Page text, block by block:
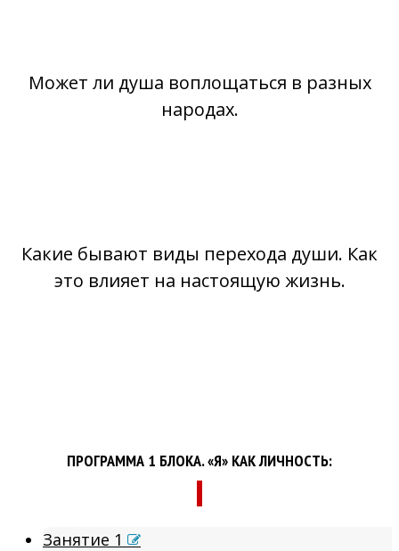
Может ли душа воплощаться в разных
народах.
Какие бывают виды перехода души. Как
это влияет на настоящую жизнь.
ПРОГРАММА 1 БЛОКА. «Я» КАК ЛИЧНОСТЬ:
Занятие 1